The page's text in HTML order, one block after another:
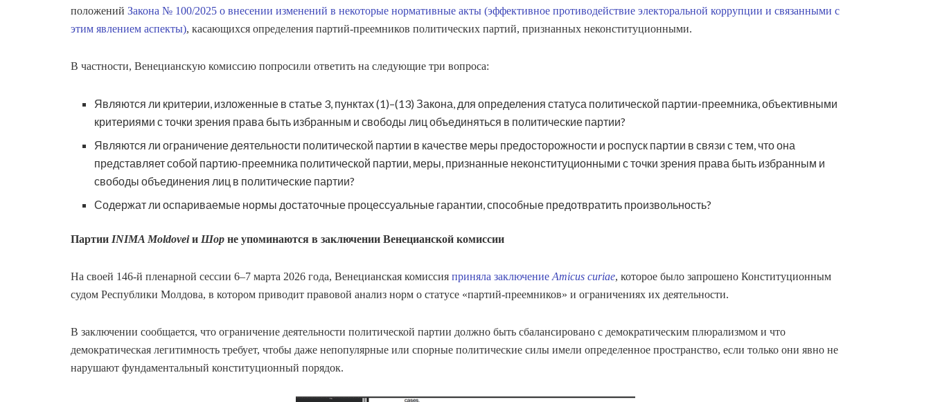
положений Закона № 100/2025 о внесении изменений в некоторые нормативные акты (эффективное противодействие электоральной коррупции и связанными с
этим явлением аспекты), касающихся определения партий-преемников политических партий, признанных неконституционными.
В частности, Венецианскую комиссию попросили ответить на следующие три вопроса:
Являются ли критерии, изложенные в статье 3, пунктах (1)–(13) Закона, для определения статуса политической партии-преемника, объективными
критериями с точки зрения права быть избранным и свободы лиц объединяться в политические партии?
Являются ли ограничение деятельности политической партии в качестве меры предосторожности и роспуск партии в связи с тем, что она
представляет собой партию-преемника политической партии, меры, признанные неконституционными с точки зрения права быть избранным и
свободы объединения лиц в политические партии?
Содержат ли оспариваемые нормы достаточные процессуальные гарантии, способные предотвратить произвольность?
Партии INIMA Moldoveiи Шор не упоминаются в заключении Венецианской комиссии
На своей 146-й пленарной сессии 6–7 марта 2026 года, Венецианская комиссия приняла заключение Amicus curiae, которое было запрошено Конституционным
судом Республики Молдова, в котором приводит правовой анализ норм о статусе «партий‑преемников» и ограничениях их деятельности.
В заключении сообщается, что ограничение деятельности политической партии должно быть сбалансировано с демократическим плюрализмом и что
демократическая легитимность требует, чтобы даже непопулярные или спорные политические силы имели определенное пространство, если только они явно не
нарушают фундаментальный конституционный порядок.